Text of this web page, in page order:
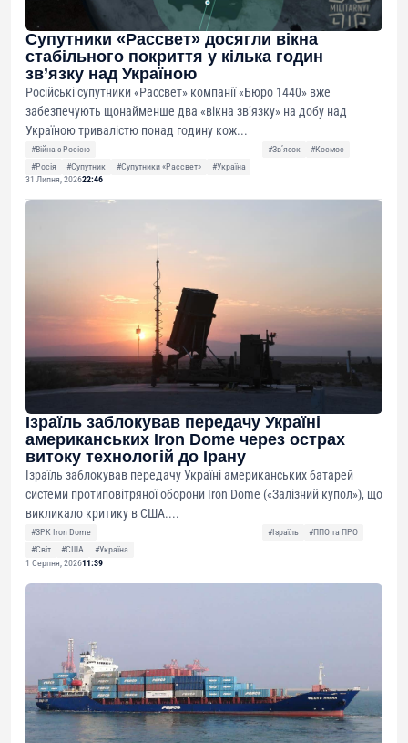
Супутники «Рассвет» досягли вікна
стабільного покриття у кілька годин
зв’язку над Україною
Російські супутники «Рассвет» компанії «Бюро 1440» вже
забезпечують щонайменше два «вікна зв’язку» на добу над
Україною тривалістю понад годину кож...
#Війна з Росією #Звʼязок
#Космос
#Росія
#Супутник #Супутники «Рассвет»
#Україна
31 Липня, 202622:46
Ізраїль заблокував передачу Україні
американських Iron Dome через острах
витоку технологій до Ірану
Ізраїль заблокував передачу Україні американських батарей
системи протиповітряної оборони Iron Dome («Залізний купол»), що
викликало критику в США....
#ЗРК Iron Dome #Ізраїль
#ППО та ПРО
#Світ
#США
#Україна
1 Серпня, 202611:39